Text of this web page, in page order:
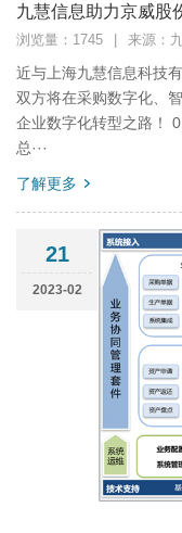
九慧信息助力京威股
浏览量：1745 来源：
近与上海九慧信息科技
双方将在采购数字化、
企业数字化转型之路！
总···
了解更多
21
2023-02